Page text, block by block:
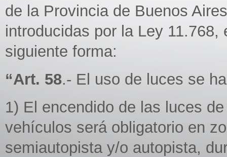
de la Provincia de Buenos
introducidas por la Ley
siguiente forma:
“Art. 58.- El uso de luces se
1) El encendido de las luces
vehículos será obligatorio en
semiautopista y/o autopista,